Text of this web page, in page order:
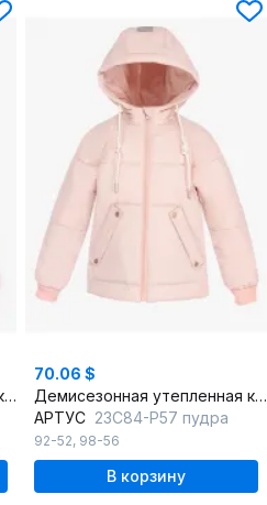
Демисезонная спортивная куртка для девочки с шевроном
70.06 $
Демисезонная утепленная куртка для девочки со шнуром на капюшоне
АРТУС 23С84-Р57 пудра
92-52, 98-56
В корзину